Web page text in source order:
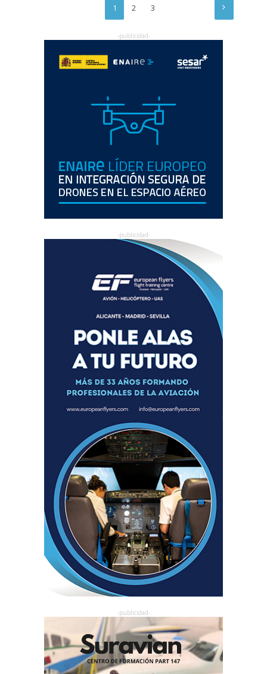
1 2 3